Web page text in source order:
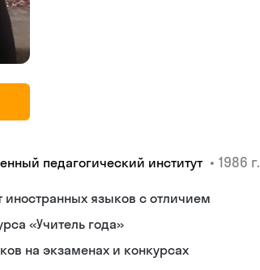
педагогический институт • 1986 г.
иностранных языков с отличием
«Учитель года»
на экзаменах и конкурсах